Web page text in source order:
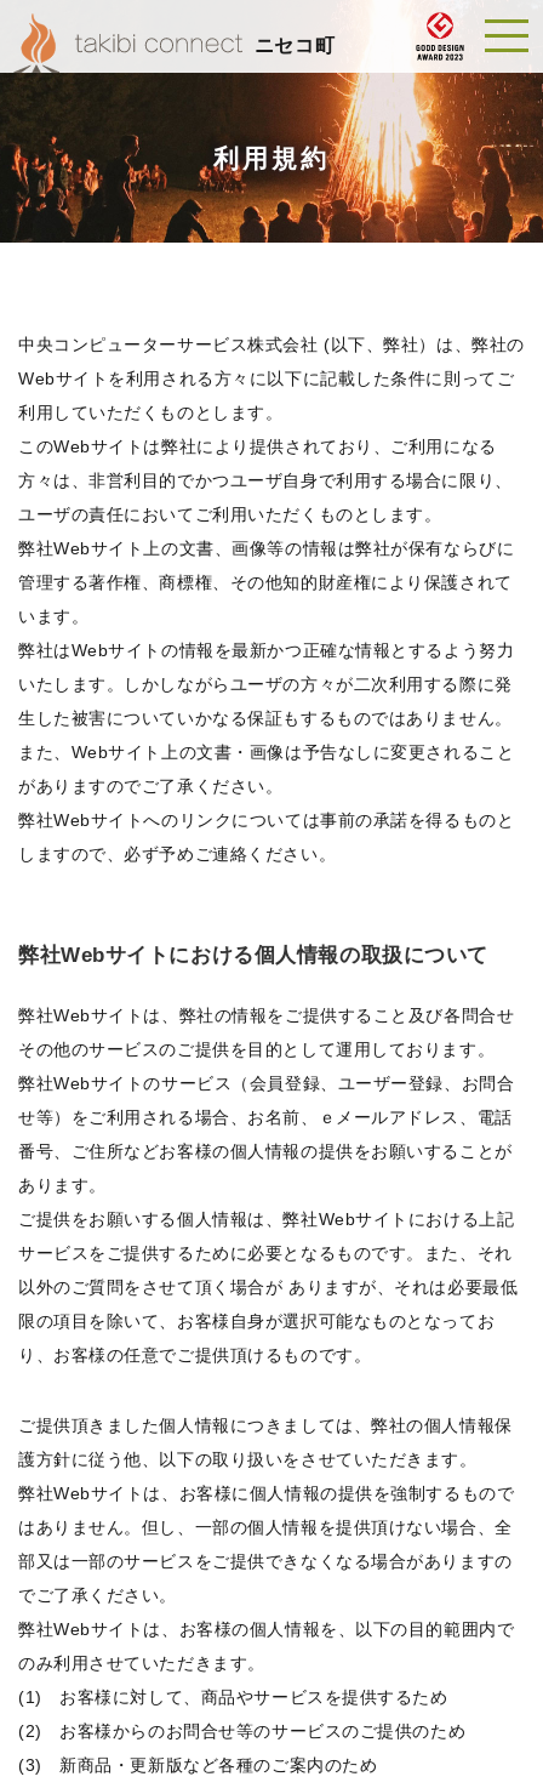
ニセコ町
利用規約
中央コンピューターサービス株式会社 (以下、弊社）は、弊社の
Webサイトを利用される方々に以下に記載した条件に則ってご
利用していただくものとします。
このWebサイトは弊社により提供されており、ご利用になる
方々は、非営利目的でかつユーザ自身で利用する場合に限り、
ユーザの責任においてご利用いただくものとします。
弊社Webサイト上の文書、画像等の情報は弊社が保有ならびに
管理する著作権、商標権、その他知的財産権により保護されて
います。
弊社はWebサイトの情報を最新かつ正確な情報とするよう努力
いたします。しかしながらユーザの方々が二次利用する際に発
生した被害についていかなる保証もするものではありません。
また、Webサイト上の文書・画像は予告なしに変更されること
がありますのでご了承ください。
弊社Webサイトへのリンクについては事前の承諾を得るものと
しますので、必ず予めご連絡ください。
弊社Webサイトにおける個人情報の取扱について
弊社Webサイトは、弊社の情報をご提供すること及び各問合せ
その他のサービスのご提供を目的として運用しております。
弊社Webサイトのサービス（会員登録、ユーザー登録、お問合
せ等）をご利用される場合、お名前、ｅメールアドレス、電話
番号、ご住所などお客様の個人情報の提供をお願いすることが
あります。
ご提供をお願いする個人情報は、弊社Webサイトにおける上記
サービスをご提供するために必要となるものです。また、それ
以外のご質問をさせて頂く場合が ありますが、それは必要最低
限の項目を除いて、お客様自身が選択可能なものとなってお
り、お客様の任意でご提供頂けるものです。
ご提供頂きました個人情報につきましては、弊社の個人情報保
護方針に従う他、以下の取り扱いをさせていただきます。
弊社Webサイトは、お客様に個人情報の提供を強制するもので
はありません。但し、一部の個人情報を提供頂けない場合、全
部又は一部のサービスをご提供できなくなる場合がありますの
でご了承ください。
弊社Webサイトは、お客様の個人情報を、以下の目的範囲内で
のみ利用させていただきます。
(1) お客様に対して、商品やサービスを提供するため
(2) お客様からのお問合せ等のサービスのご提供のため
(3) 新商品・更新版など各種のご案内のため